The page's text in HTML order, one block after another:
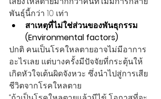
พันธุ์นี้กว่า 10 เท่า
สาเหตุที่ไม่ใช่ส่วนของพันธุกรรม
(Environmental factors)
ปกติ คนเป็นโรคใหลตายอาจไม่มีอาการ
อะไรเลย แต่บางครั้งมีปัจจัยที่กระตุ้นให้
เกิดหัวใจเต้นผิดจังหวะ ซึ่งนำไปสู่การเสีย
ชีวิตจากโรคใหลตาย